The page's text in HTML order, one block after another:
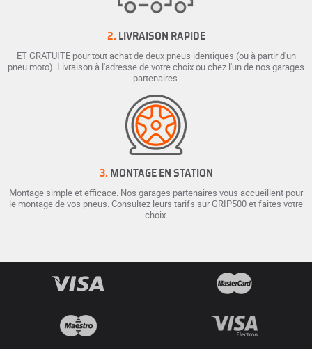
2. LIVRAISON RAPIDE
ET GRATUITE pour tout achat de deux pneus identiques (ou à partir d'un
pneu moto). Livraison à l'adresse de votre choix ou chez l'un de nos garages
partenaires.
3. MONTAGE EN STATION
Montage simple et efficace. Nos garages partenaires vous accueillent pour
le montage de vos pneus. Consultez leurs tarifs sur GRIP500 et faites votre
choix.